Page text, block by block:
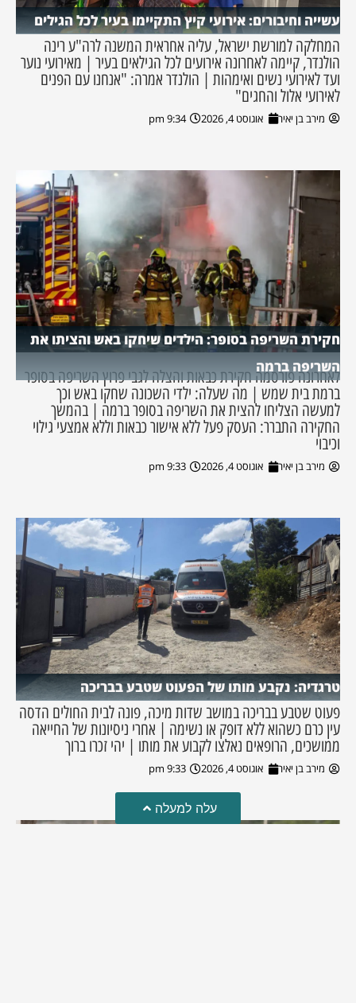
עשייה וחיבורים: אירועי קיץ התקיימו בעיר לכל הגילים
המחלקה למורשת ישראל, עליה אחראית המשנה לרה"ע רינה
הולנדר, קיימה לאחרונה אירועים לכל הגילאים בעיר | מאירועי נוער
ועד לאירועי נשים ואימהות | הולנדר אמרה: "אנחנו עם הפנים
לאירועי אלול והחגים"
מירב בן יאיר אוגוסט 4, 2026 9:34 pm
חקירת השריפה בסופר: הילדים שיחקו באש והציתו את
השריפה ברמה
לאחרונה פורסמה חקירת כבאות והצלה לגבי פרוץ השריפה בסופר
ברמת בית שמש | מה שעלה: ילדי השכונה שחקו באש וכך
למעשה הצליחו להצית את השריפה בסופר ברמה | בהמשך
החקירה התברר: העסק פעל ללא אישור כבאות וללא אמצעי גילוי
וכיבוי
מירב בן יאיר אוגוסט 4, 2026 9:33 pm
טרגדיה: נקבע מותו של הפעוט שטבע בבריכה
פעוט שטבע בבריכה במושב שדות מיכה, פונה לבית החולים הדסה
עין כרם כשהוא ללא דופק או נשימה | אחרי ניסיונות של החייאה
ממושכים, הרופאים נאלצו לקבוע את מותו | יהי זכרו ברוך
מירב בן יאיר אוגוסט 4, 2026 9:33 pm
עלה למעלה